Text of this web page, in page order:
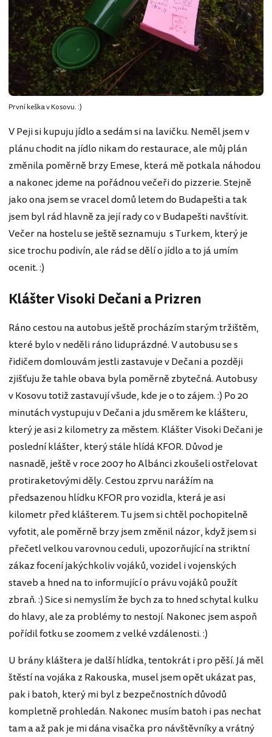
První keška v Kosovu. :)
V Peji si kupuju jídlo a sedám si na lavičku. Neměl jsem v
plánu chodit na jídlo nikam do restaurace, ale můj plán
změnila poměrně brzy Emese, která mě potkala náhodou
a nakonec jdeme na pořádnou večeři do pizzerie. Stejně
jako ona jsem se vracel domů letem do Budapešti a tak
jsem byl rád hlavně za její rady co v Budapešti navštívit.
Večer na hostelu se ještě seznamuju s Turkem, který je
sice trochu podivín, ale rád se dělí o jídlo a to já umím
ocenit. :)
Klášter Visoki Dečani a Prizren
Ráno cestou na autobus ještě procházím starým tržištěm,
které bylo v neděli ráno liduprázdné. V autobusu se s
řidičem domlouvám jestli zastavuje v Dečani a později
zjišťuju že tahle obava byla poměrně zbytečná. Autobusy
v Kosovu totiž zastavují všude, kde je o to zájem. :) Po 20
minutách vystupuju v Dečani a jdu směrem ke klášteru,
který je asi 2 kilometry za městem. Klášter Visoki Dečani je
poslední klášter, který stále hlídá KFOR. Důvod je
nasnadě, ještě v roce 2007 ho Albánci zkoušeli ostřelovat
protiraketovými děly. Cestou zprvu narážím na
předsazenou hlídku KFOR pro vozidla, která je asi
kilometr před klášterem. Tu jsem si chtěl pochopitelně
vyfotit, ale poměrně brzy jsem změnil názor, když jsem si
přečetl velkou varovnou ceduli, upozorňující na striktní
zákaz focení jakýchkoliv vojáků, vozidel i vojenských
staveb a hned na to informující o právu vojáků použít
zbraň. :) Sice si nemyslím že bych za to hned schytal kulku
do hlavy, ale za problémy to nestojí. Nakonec jsem aspoň
pořídil fotku se zoomem z velké vzdálenosti. :)
U brány kláštera je další hlídka, tentokrát i pro pěší. Já měl
štěstí na vojáka z Rakouska, musel jsem opět ukázat pas,
pak i batoh, který mi byl z bezpečnostních důvodů
kompletně prohledán. Nakonec musím batoh i pas nechat
tam a až pak je mi dána visačka pro návštěvníky a vrátný